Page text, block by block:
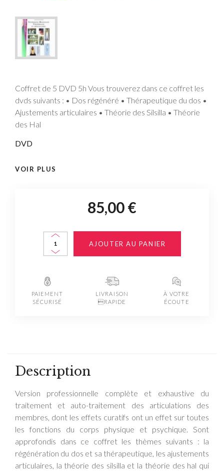
Coffret de 5 DVD 5h Vous trouverez dans ce coffret les
dvds suivants : • Dos régénéré • Thérapeutique du dos •
Ajustements articulaires • Théorie des Silsilla • Théorie
des Hal
DVD
VOIR PLUS
85,00 €
AJOUTER AU PANIER
PAIEMENT
SÉCURISÉ
LIVRAISON
RAPIDE
À VOTRE
ÉCOUTE
Description
Version professionnelle complète et exhaustive du
traitement et auto-traitement des articulations des
membres, dont les effets curatifs ont un effet sur toutes
les fonctions du corps physique et psychique. Sont
approfondis dans ce coffret les thèmes suivants : la
régénération du dos et sa thérapeutique, les ajustements
articulaires, la théorie des silsilla et la théorie des hal qui